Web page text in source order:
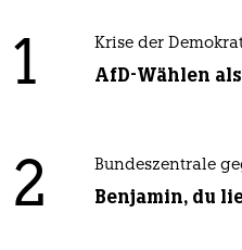
1 Krise der
AfD-Wählen
2 Bundeszentrale
Benjamin, du